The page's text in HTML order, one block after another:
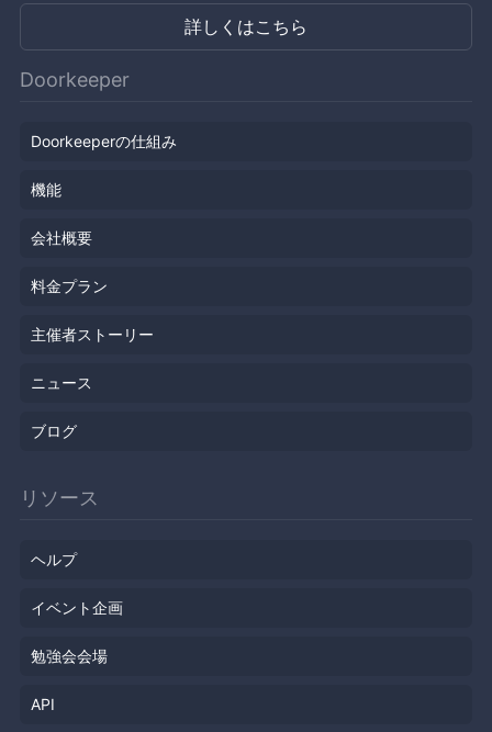
詳しくはこちら
Doorkeeper
Doorkeeperの仕組み
機能
会社概要
料金プラン
主催者ストーリー
ニュース
ブログ
リソース
ヘルプ
イベント企画
勉強会会場
API